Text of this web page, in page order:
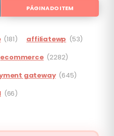
PÁGINA DO ITEM
(181) affiliatewp (53)
ecommerce (2282)
gateway (645)
(66)